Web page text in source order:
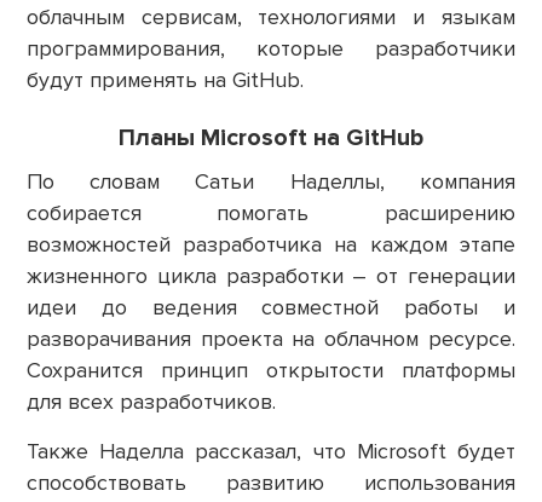
облачным сервисам, технологиями и языкам
программирования, которые разработчики
будут применять на GitHub.
Планы Microsoft на GitHub
По словам Сатьи Наделлы, компания
собирается помогать расширению
возможностей разработчика на каждом этапе
жизненного цикла разработки – от генерации
идеи до ведения совместной работы и
разворачивания проекта на облачном ресурсе.
Сохранится принцип открытости платформы
для всех разработчиков.
Также Наделла рассказал, что Microsoft будет
способствовать развитию использования